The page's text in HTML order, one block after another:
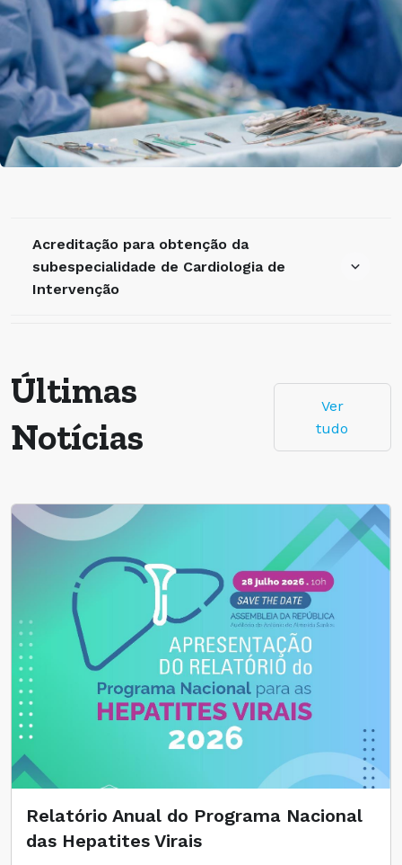
Acreditação para obtenção da
subespecialidade de Cardiologia de
Intervenção
Últimas
Notícias
Ver
tudo
Relatório Anual do Programa Nacional
das Hepatites Virais